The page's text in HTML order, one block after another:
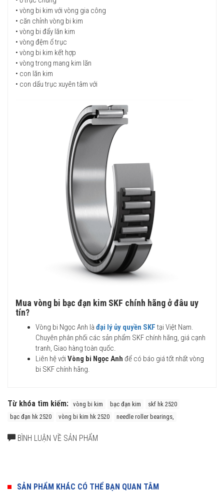
• vòng bi kim với vòng gia công
• căn chỉnh vòng bi kim
• vòng bi đẩy lăn kim
• vòng đệm ổ trục
• vòng bi kim kết hợp
• vòng trong mang kim lăn
• con lăn kim
• con dấu trục xuyên tâm với
Mua vòng bi bạc đạn kim SKF chính hãng ở đâu uy
tín?
Vòng bi Ngọc Anh là đại lý ủy quyền SKF tại Việt Nam.
Chuyên phân phối các sản phẩm SKF chính hãng, giá cạnh
tranh, Giao hàng toàn quốc.
Liên hệ với Vòng bi Ngọc Anh để có báo giá tốt nhất vòng
bi SKF chính hãng.
Từ khóa tìm kiếm: vòng bi kim bạc đạn kim
skf hk 2520
bạc đạn hk 2520
vòng bi kim hk 2520 needle roller bearings,
BÌNH LUẬN VỀ SẢN PHẨM
SẢN PHẨM KHÁC CÓ THỂ BẠN QUAN TÂM